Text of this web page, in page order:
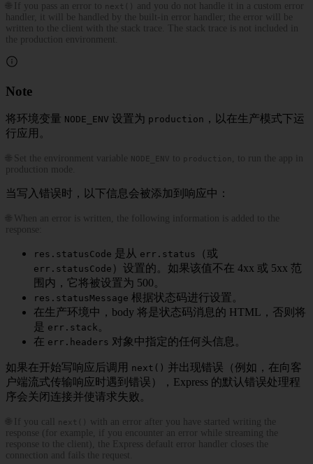
🌐 If you pass an error to next()
and you do not handle it in a custom error
handler, it will be handled by the built-in error handler; the error will be
written to the client with the stack trace. The stack trace is not included in
the production environment.
Note
将环境变量 NODE_ENV 设置为 production ，以在生产模式下运
行应用。
🌐 Set the environment variable NODE_ENV to production , to run the app in
production mode.
当写入错误时，以下信息会被添加到响应中：
🌐 When an error is written, the following information is added to the
response:
res.statusCode 是从 err.status （或
err.statusCode ）设置的。如果该值不在 4xx 或 5xx 范
围内，它将被设置为 500。
res.statusMessage 根据状态码进行设置。
在生产环境中，body 将是状态码消息的 HTML，否则将
是 err.stack 。
在 err.headers 对象中指定的任何头信息。
如果在开始写响应后调用 next() 并出现错误（例如，在向客
户端流式传输响应时遇到错误），Express 的默认错误处理程
序会关闭连接并使请求失败。
🌐 If you call next()
with an error after you have started writing the
response (for example, if you encounter an error while streaming the
response to the client), the Express default error handler closes the
connection and fails the request.